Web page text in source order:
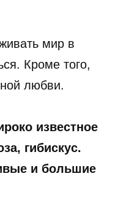
мир в
Кроме того,
любви.
известное
гибискус.
и большие